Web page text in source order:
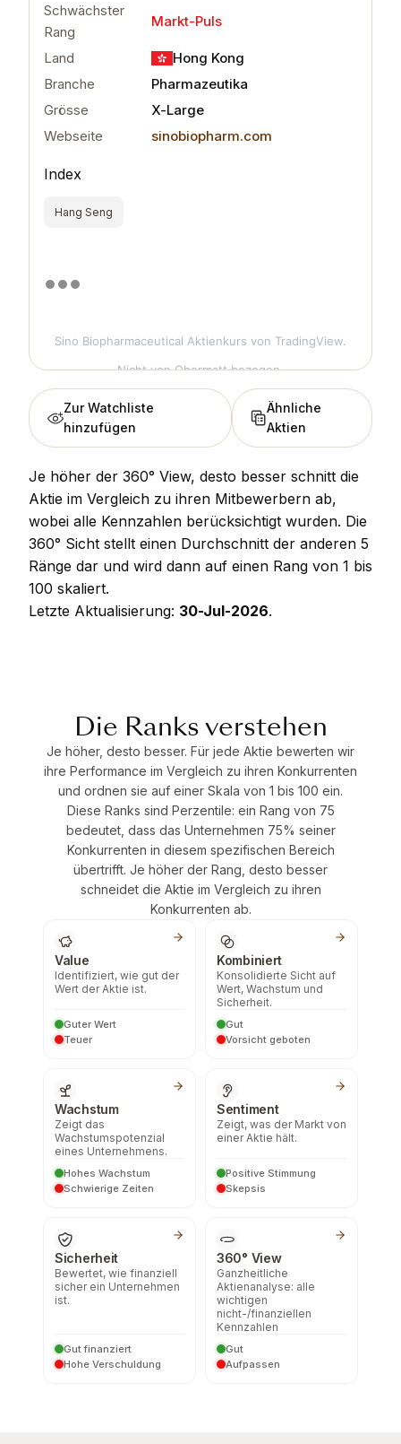
Schwächster
Rang
Markt-Puls
Land
Hong Kong
Branche
Pharmazeutika
Grösse
X-Large
Webseite
sinobiopharm.com
Index
Hang Seng
Sino Biopharmaceutical Aktienkurs von TradingView.
Nicht von Obermatt bezogen.
Zur Watchliste
hinzufügen
Ähnliche
Aktien
Je höher der 360° View, desto besser schnitt die
Aktie im Vergleich zu ihren Mitbewerbern ab,
wobei alle Kennzahlen berücksichtigt wurden. Die
360° Sicht stellt einen Durchschnitt der anderen 5
Ränge dar und wird dann auf einen Rang von 1 bis
100 skaliert.
Letzte Aktualisierung: 30-Jul-2026.
Die Ranks verstehen
Je höher, desto besser. Für jede Aktie bewerten wir
ihre Performance im Vergleich zu ihren Konkurrenten
und ordnen sie auf einer Skala von 1 bis 100 ein.
Diese Ranks sind Perzentile: ein Rang von 75
bedeutet, dass das Unternehmen 75% seiner
Konkurrenten in diesem spezifischen Bereich
übertrifft. Je höher der Rang, desto besser
schneidet die Aktie im Vergleich zu ihren
Konkurrenten ab.
Value
Identifiziert, wie gut der
Wert der Aktie ist.
Guter Wert
Teuer
Kombiniert
Konsolidierte Sicht auf
Wert, Wachstum und
Sicherheit.
Gut
Vorsicht geboten
Wachstum
Zeigt das
Wachstumspotenzial
eines Unternehmens.
Hohes Wachstum
Schwierige Zeiten
Sentiment
Zeigt, was der Markt von
einer Aktie hält.
Positive Stimmung
Skepsis
Sicherheit
Bewertet, wie finanziell
sicher ein Unternehmen
ist.
Gut finanziert
Hohe Verschuldung
360° View
Ganzheitliche
Aktienanalyse: alle
wichtigen
nicht-/finanziellen
Kennzahlen
Gut
Aufpassen